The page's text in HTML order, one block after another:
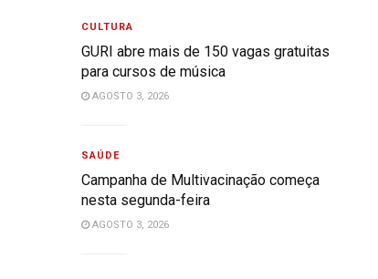
CULTURA
GURI abre mais de 150 vagas gratuitas
para cursos de música
AGOSTO 3, 2026
SAÚDE
Campanha de Multivacinação começa
nesta segunda-feira
AGOSTO 3, 2026